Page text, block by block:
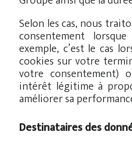
Selon les cas, nous
consentement
exemple, c’est le cas
cookies sur votre
votre consentement)
intérêt légitime à
améliorer sa
Destinataires des